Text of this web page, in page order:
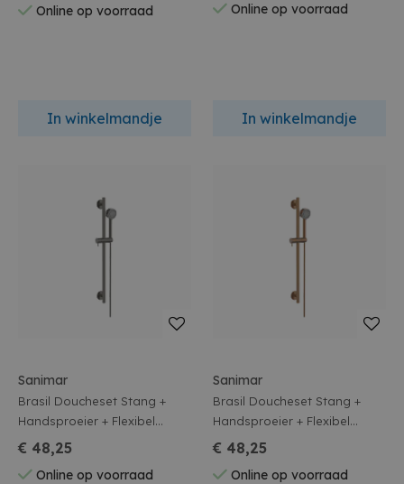
Online op voorraad
In winkelmandje
Online op voorraad
In winkelmandje
Sanimar
Brasil Doucheset Stang +
Handsproeier + Flexibel
Gunmetal
€ 48,25
Online op voorraad
Sanimar
Brasil Doucheset Stang +
Handsproeier + Flexibel
Geborsteld Brons Koper
€ 48,25
Online op voorraad